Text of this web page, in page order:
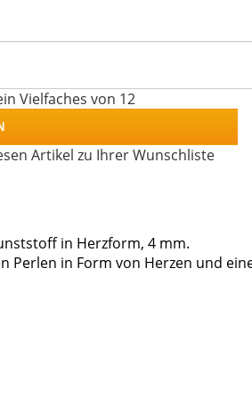
Vielfaches von 12
Artikel zu Ihrer Wunschliste
in Herzform, 4 mm.
Perlen in Form von Herzen und